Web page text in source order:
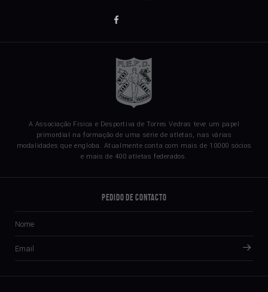
A Associação Física e Desportiva de Torres Vedras teve um papel
primordial na formação de uma série de atletas, nas várias
modalidades que engloba. Atualmente conta com mais de 10000 sócios
e mais de 400 atletas federados.
Pedido de Contacto